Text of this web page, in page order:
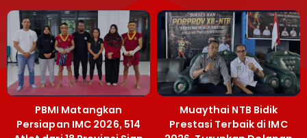
Terobosan Bangun
Grassroots
PBMI Matangkan
Persiapan IMC 2026, 514
Muaythai NTB Bidik
Prestasi Terbaik di IMC